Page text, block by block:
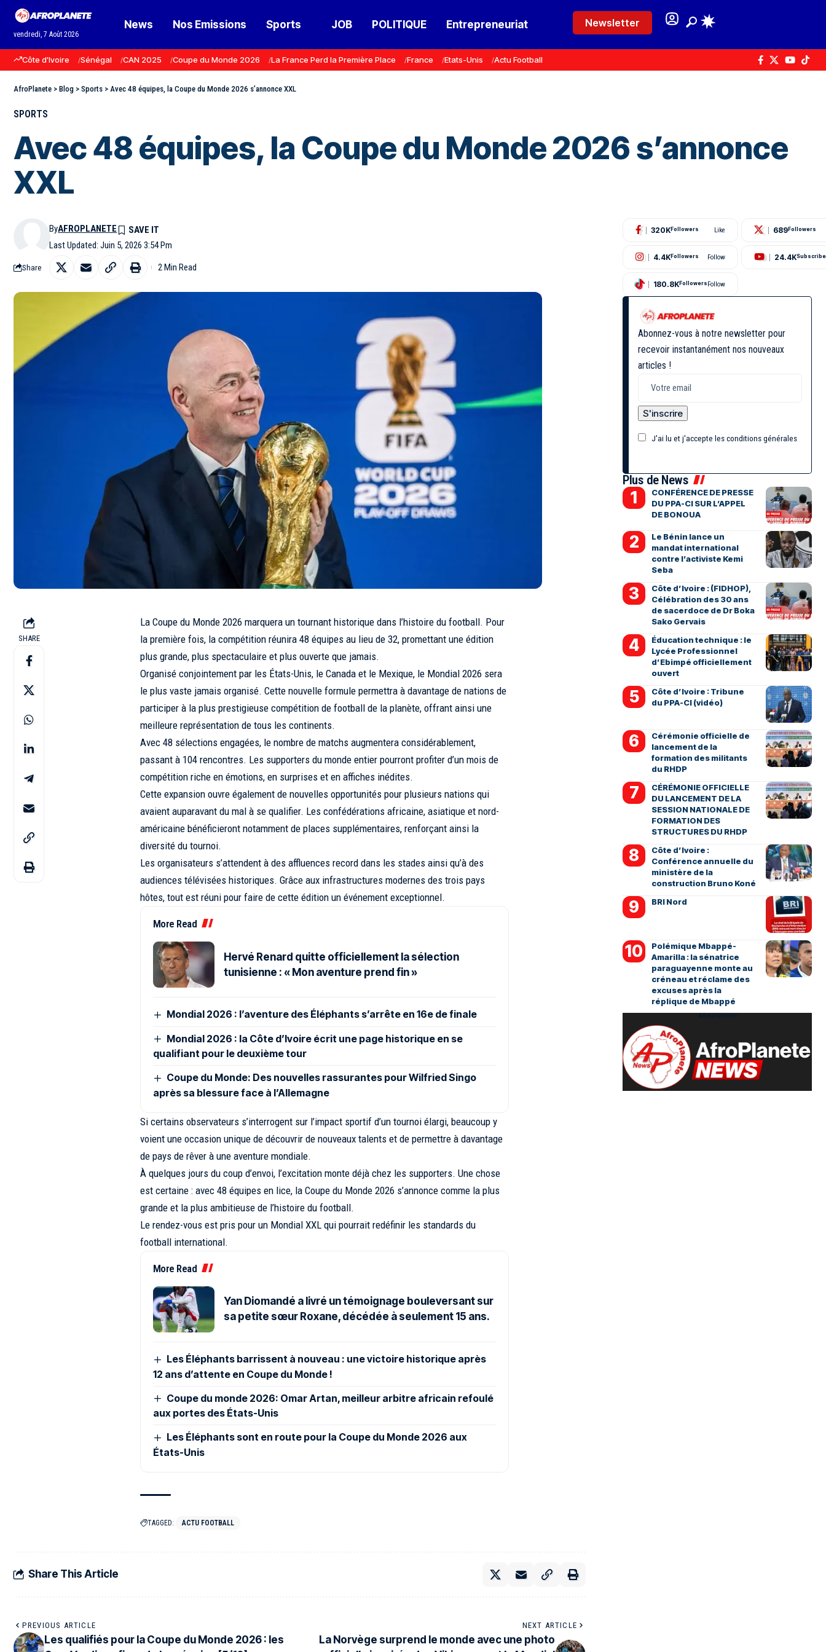
vendredi, 7 Août 2026
News Nos Emissions Sports JOB POLITIQUE Entrepreneuriat Newsletter
Côte d'Ivoire Sénégal CAN 2025 Coupe du Monde 2026 La France Perd la Première Place France Etats-Unis Actu Football
AfroPlanete > Blog > Sports > Avec 48 équipes, la Coupe du Monde 2026 s’annonce XXL
SPORTS
Avec 48 équipes, la Coupe du Monde 2026 s’annonce
XXL
Last Updated: Juin 5, 2026 3:54 Pm
ByAFROPLANETE
Share 2 Min Read
SHARE
La Coupe du Monde 2026 marquera un tournant historique dans l’histoire du football. Pour
la première fois, la compétition réunira 48 équipes au lieu de 32, promettant une édition
plus grande, plus spectaculaire et plus ouverte que jamais.
Organisé conjointement par les États-Unis, le Canada et le Mexique, le Mondial 2026 sera
le plus vaste jamais organisé. Cette nouvelle formule permettra à davantage de nations de
participer à la plus prestigieuse compétition de football de la planète, offrant ainsi une
meilleure représentation de tous les continents.
Avec 48 sélections engagées, le nombre de matchs augmentera considérablement,
passant à 104 rencontres. Les supporters du monde entier pourront profiter d’un mois de
compétition riche en émotions, en surprises et en affiches inédites.
Cette expansion ouvre également de nouvelles opportunités pour plusieurs nations qui
avaient auparavant du mal à se qualifier. Les confédérations africaine, asiatique et nord-
américaine bénéficieront notamment de places supplémentaires, renforçant ainsi la
diversité du tournoi.
Les organisateurs s’attendent à des affluences record dans les stades ainsi qu’à des
audiences télévisées historiques. Grâce aux infrastructures modernes des trois pays
hôtes, tout est réuni pour faire de cette édition un événement exceptionnel.
More Read
Hervé Renard quitte officiellement la sélection
tunisienne : « Mon aventure prend fin »
Mondial 2026 : l’aventure des Éléphants s’arrête en 16e de finale
Mondial 2026 : la Côte d’Ivoire écrit une page historique en se
qualifiant pour le deuxième tour
Coupe du Monde: Des nouvelles rassurantes pour Wilfried Singo
après sa blessure face à l’Allemagne
Si certains observateurs s’interrogent sur l’impact sportif d’un tournoi élargi, beaucoup y
voient une occasion unique de découvrir de nouveaux talents et de permettre à davantage
de pays de rêver à une aventure mondiale.
À quelques jours du coup d’envoi, l’excitation monte déjà chez les supporters. Une chose
est certaine : avec 48 équipes en lice, la Coupe du Monde 2026 s’annonce comme la plus
grande et la plus ambitieuse de l’histoire du football.
Le rendez-vous est pris pour un Mondial XXL qui pourrait redéfinir les standards du
football international.
More Read
Yan Diomandé a livré un témoignage bouleversant sur
sa petite sœur Roxane, décédée à seulement 15 ans.
Les Éléphants barrissent à nouveau : une victoire historique après
12 ans d’attente en Coupe du Monde !
Coupe du monde 2026: Omar Artan, meilleur arbitre africain refoulé
aux portes des États-Unis
Les Éléphants sont en route pour la Coupe du Monde 2026 aux
États-Unis
TAGGED: ACTU FOOTBALL
Share This Article
PREVIOUS ARTICLE
Les qualifiés pour la Coupe du Monde 2026 : les
NEXT ARTICLE
La Norvège surprend le monde avec une photo
320KFollowers Like 689Followers
4.4KFollowers Follow 24.4K
180.8KFollowers Follow
Abonnez-vous à notre newsletter pour
recevoir instantanément nos nouveaux
articles !
J'ai lu et j'accepte les conditions générales
Plus de News
CONFÉRENCE DE PRESSE
DU PPA-CI SUR L’APPEL
DE BONOUA
Le Bénin lance un
mandat international
contre l’activiste Kemi
Seba
Côte d’Ivoire : (FIDHOP),
Célébration des 30 ans
de sacerdoce de Dr Boka
Sako Gervais
Éducation technique : le
Lycée Professionnel
d’Ebimpé officiellement
ouvert
Côte d’Ivoire : Tribune
du PPA-CI (vidéo)
Cérémonie officielle de
lancement de la
formation des militants
du RHDP
CÉRÉMONIE OFFICIELLE
DU LANCEMENT DE LA
SESSION NATIONALE DE
FORMATION DES
STRUCTURES DU RHDP
Côte d’Ivoire :
Conférence annuelle du
ministère de la
construction Bruno Koné
BRI Nord
Polémique Mbappé-
Amarilla : la sénatrice
paraguayenne monte au
créneau et réclame des
excuses après la
réplique de Mbappé
- Advertisement -